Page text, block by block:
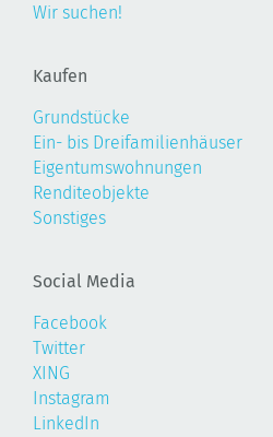
Wir suchen!
Kaufen
Grundstücke
Ein- bis Dreifamilienhäuser
Eigentumswohnungen
Renditeobjekte
Sonstiges
Social Media
Facebook
Twitter
XING
Instagram
LinkedIn